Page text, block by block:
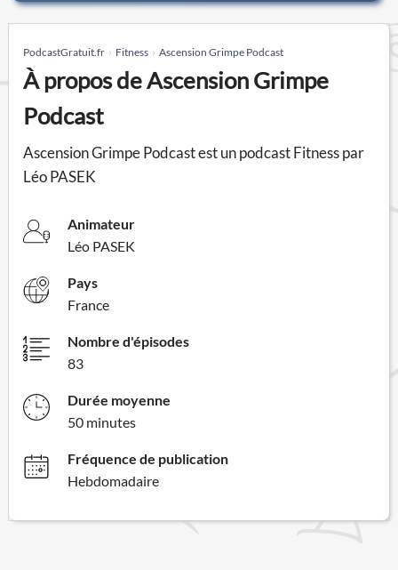
PodcastGratuit.fr Fitness Ascension Grimpe Podcast
À propos de Ascension Grimpe
Podcast
Ascension Grimpe Podcast est un podcast Fitness par
Léo PASEK
Animateur
Léo PASEK
Pays
France
Nombre d'épisodes
83
Durée moyenne
50 minutes
Fréquence de publication
Hebdomadaire